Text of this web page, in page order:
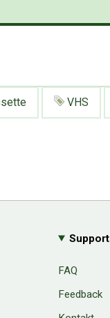
VHS
Support
FAQ
Feedback